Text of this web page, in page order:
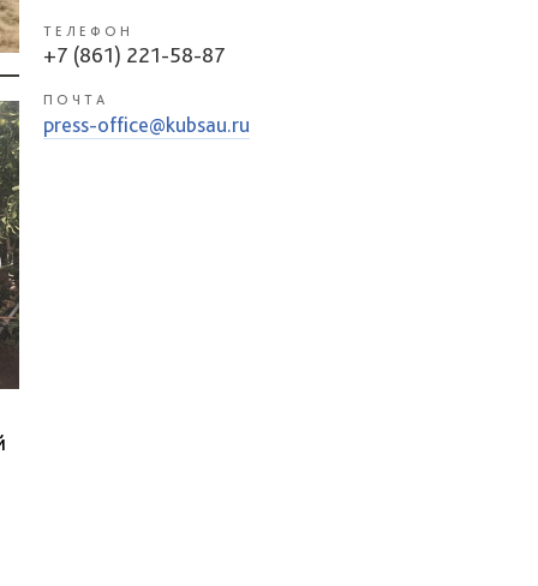
ТЕЛЕФОН
+7 (861) 221-58-87
ПОЧТА
press-office@kubsau.ru